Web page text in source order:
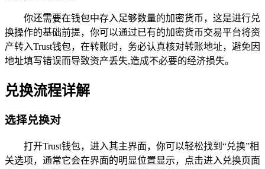
你还需要在钱包中存入足够数量的加密货币，这是进行兑
换操作的基础前提，你可以通过已有的加密货币交易平台将资
产转入Trust钱包，在转账时，务必认真核对转账地址，避免因
地址填写错误而导致资产丢失,造成不必要的经济损失。
兑换流程详解
选择兑换对
打开Trust钱包，进入其主界面，你可以轻松找到“兑换”相
关选项，通常它会在界面的明显位置显示，点击进入兑换页面